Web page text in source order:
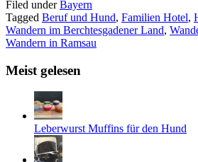
Filed underBayern
Tagged Beruf und Hund, Familien Hotel,
Wandern im Berchtesgadener Land,
Wandern in Ramsau
Meist gelesen
Leberwurst Muffins für den Hund